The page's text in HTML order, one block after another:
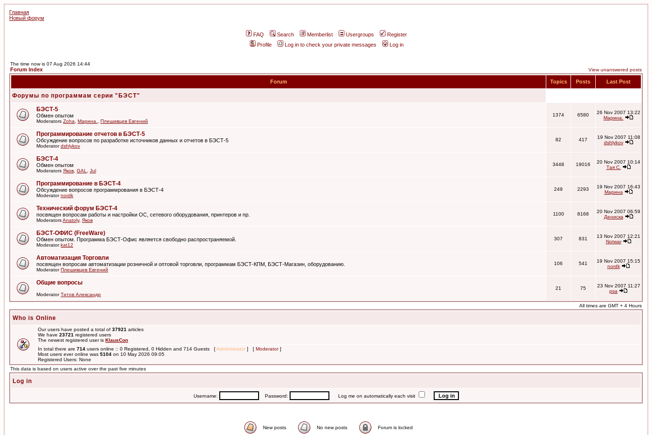
Главная
Новый форум
FAQ Search Memberlist Usergroups
Register
Profile
Log in to check your private messages Log in
The time now is 07 Aug 2026 14:44
Forum Index View unanswered posts
Forum Topics Posts Last Post
Форумы по программам серии "БЭСТ"
БЭСТ-5
Обмен опытом
Moderators Zoha Марина. Плешивцев Евгений
1374 6580
26 Nov 2007 13:22
Марина.
Программирование отчетов в БЭСТ-5
Обсуждение вопросов по разработке источников данных и отчетов в БЭСТ-5
Moderatordshlykov
82 417
19 Nov 2007 11:08
dshlykov
БЭСТ-4
Обмен опытом
Moderators Яков GAL Jul
3448 19016
20 Nov 2007 10:14
Тая С.
Программирование в БЭСТ-4
Обсуждение вопросов программрования в БЭСТ-4
Moderatornordk
249 2293
19 Nov 2007 16:43
Марина
Технический форум БЭСТ-4
посвящен вопросам работы и настройки ОС, сетевого оборудования, принтеров и пр.
ModeratorsAnatoly, Яков
1100 8168
20 Nov 2007 06:59
Дениска
БЭСТ-ОФИС (FreeWare)
Обмен опытом. Программа БЭСТ-Офис является свободно распространяемой.
Moderatorkat12
307 831
13 Nov 2007 12:21
Notwar
Автоматизация Торговли
посвящен вопросам автоматизации розничной и оптовой торговли, программам БЭСТ-КПМ, БЭСТ-Магазин, оборудованию.
ModeratorПлешивцев Евгений
106 541
19 Nov 2007 15:15
nordk
Общие вопросы
ModeratorТитов Александр
21 75
23 Nov 2007 11:27
psa
All times are GMT + 4 Hours
Who is Online
Our users have posted a total of 37921 articles
We have 23721 registered users
The newest registered user is KlausCon
In total there are 714 users online :: 0 Registered, 0 Hidden and 714 Guests [Administrator ] [ Moderator]
Most users ever online was 5104 on 10 May 2026 09:05
Registered Users: None
This data is based on users active over the past five minutes
Log in
Username: Password: Log me on automatically each visit
New posts No new posts Forum is locked